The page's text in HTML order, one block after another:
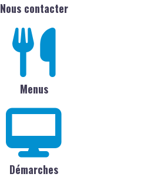
Nous contacter
Menus
Démarches